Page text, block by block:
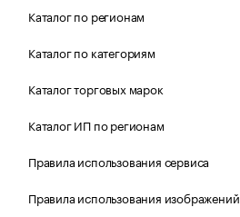
Каталог по регионам
Каталог по категориям
Каталог торговых марок
Каталог ИП по регионам
Правила использования сервиса
Правила использования изображений